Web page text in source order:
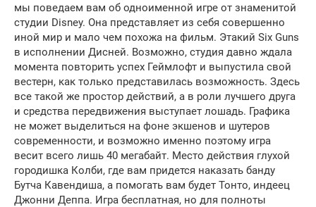
мы поведаем вам об одноименной игре от знаменитой
студии Disney. Она представляет из себя совершенно
иной мир и мало чем похожа на фильм. Этакий Six Guns
в исполнении Дисней. Возможно, студия давно ждала
момента повторить успех Геймлофт и выпустила свой
вестерн, как только представилась возможность. Здесь
все такой же простор действий, а в роли лучшего друга
и средства передвижения выступает лошадь. Графика
не может выделиться на фоне экшенов и шутеров
современности, и возможно именно поэтому игра
весит всего лишь 40 мегабайт. Место действия глухой
городишка Колби, где вам придется наказать банду
Бутча Кавендиша, а помогать вам будет Тонто, индеец
Джонни Деппа. Игра бесплатная, но для полноты